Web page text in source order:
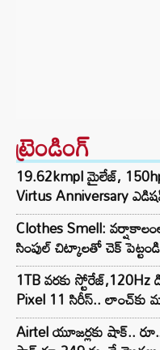
ట్రెండింగ్‌
19.62kmpl మైలేజ్,
Virtus Anniversary
Clothes Smell:
సింపుల్ చిట్కాలతో చెక్
1TB వరకు
Pixel 11 సిరీస్.. లాంచ్⁭కు
Airtel యూజర్లకు షాక్..